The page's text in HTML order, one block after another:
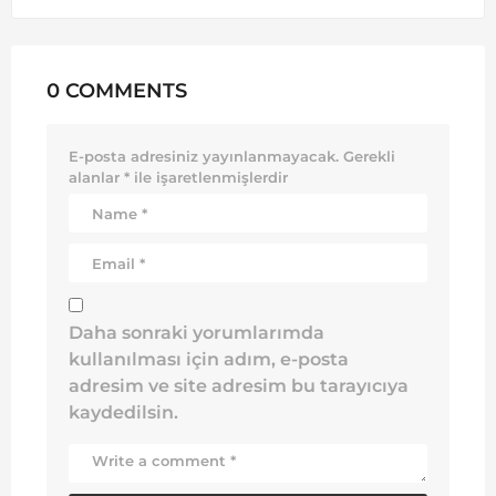
0 COMMENTS
E-posta adresiniz yayınlanmayacak. Gerekli
alanlar * ile işaretlenmişlerdir
Daha sonraki yorumlarımda
kullanılması için adım, e-posta
adresim ve site adresim bu tarayıcıya
kaydedilsin.